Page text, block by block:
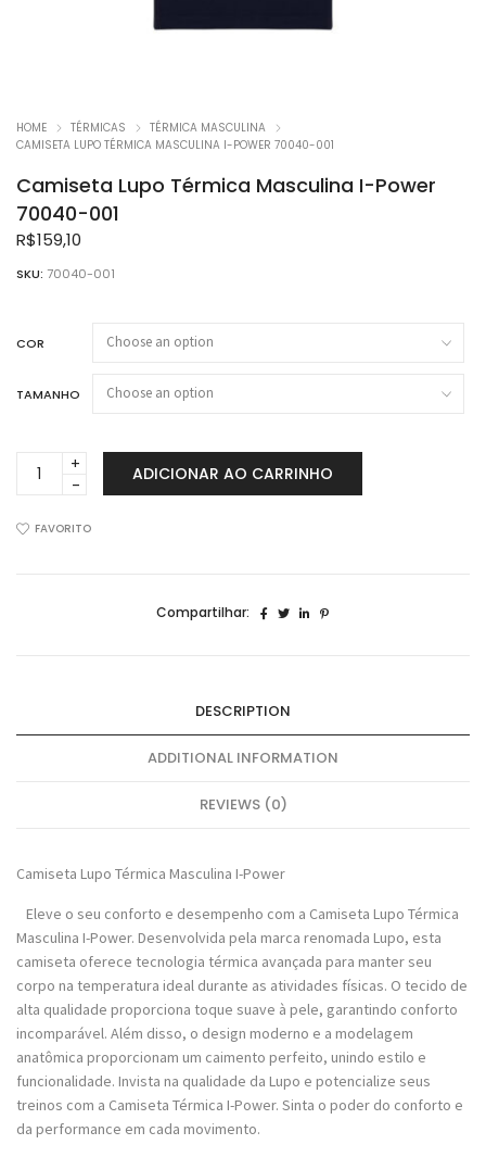
HOME TÉRMICAS
TÉRMICA MASCULINA
CAMISETA LUPO TÉRMICA MASCULINA I-POWER 70040-001
Camiseta Lupo Térmica Masculina I-Power
70040-001
R$159,10
SKU: 70040-001
COR
TAMANHO
Camiseta
Lupo
Masculina
ADICIONAR AO CARRINHO
FAVORITO
Compartilhar:
DESCRIPTION
ADDITIONAL INFORMATION
REVIEWS (0)
Camiseta Lupo Térmica Masculina I-Power
Eleve o seu conforto e desempenho com a Camiseta Lupo Térmica
Masculina I-Power. Desenvolvida pela marca renomada Lupo, esta
camiseta oferece tecnologia térmica avançada para manter seu
corpo na temperatura ideal durante as atividades físicas. O tecido de
alta qualidade proporciona toque suave à pele, garantindo conforto
incomparável. Além disso, o design moderno e a modelagem
anatômica proporcionam um caimento perfeito, unindo estilo e
funcionalidade. Invista na qualidade da Lupo e potencialize seus
treinos com a Camiseta Térmica I-Power. Sinta o poder do conforto e
da performance em cada movimento.